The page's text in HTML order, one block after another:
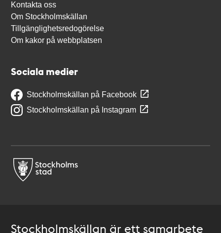
Kontakta oss
Om Stockholmskällan
Tillgänglighetsredogörelse
Om kakor på webbplatsen
Sociala medier
Stockholmskällan på Facebook
Stockholmskällan på Instagram
Stockholmskällan är ett samarbete